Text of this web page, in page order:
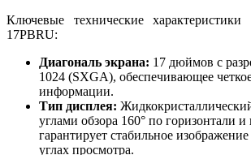
Ключевые технические
17PBRU:
Диагональ экрана: 17 дюймов с
1024 (SXGA), обеспечивающее
информации.
Тип дисплея:
углами обзора 160° по горизонтали и
гарантирует стабильное
углах просмотра.